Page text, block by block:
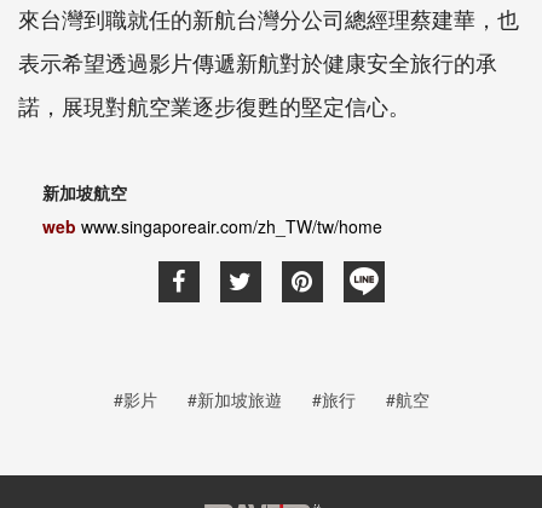
來台灣到職就任的新航台灣分公司總經理蔡建華，也
表示希望透過影片傳遞新航對於健康安全旅行的承
諾，展現對航空業逐步復甦的堅定信心。
新加坡航空
web www.singaporeair.com/zh_TW/tw/home
#影片 #新加坡旅遊 #旅行 #航空